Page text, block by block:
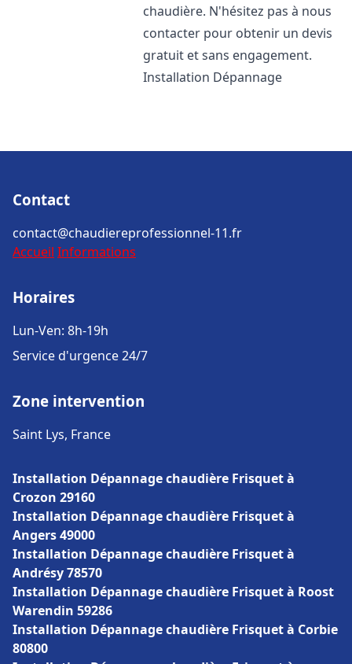
chaudière. N'hésitez pas à nous
contacter pour obtenir un devis
gratuit et sans engagement.
Installation Dépannage
Contact
contact@chaudiereprofessionnel-11.fr
Accueil Informations
Horaires
Lun-Ven: 8h-19h
Service d'urgence 24/7
Zone intervention
Saint Lys, France
Installation Dépannage chaudière Frisquet à
Crozon 29160
Installation Dépannage chaudière Frisquet à
Angers 49000
Installation Dépannage chaudière Frisquet à
Andrésy 78570
Installation Dépannage chaudière Frisquet à Roost
Warendin 59286
Installation Dépannage chaudière Frisquet à Corbie
80800